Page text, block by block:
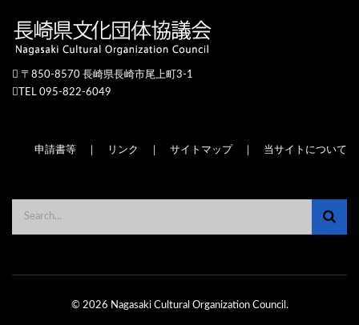
〒850-8570 長崎県長崎市尾上町3-1
TEL 095-822-6049
申請書等 リンク サイトマップ 当サイトについて
© 2026 Nagasaki Cultural Organization Council.